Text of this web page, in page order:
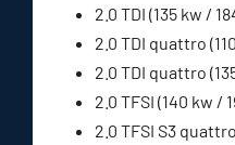
2.0 TDI (135 kw /
2.0 TDI quattro
2.0 TDI quattro
2.0 TFSI (140 kw /
2.0 TFSI S3